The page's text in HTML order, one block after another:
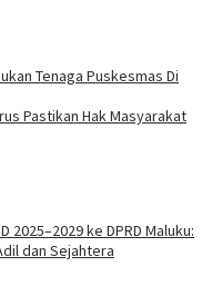
Tenaga Puskesmas Di
Pastikan Hak Masyarakat
2025–2029 ke DPRD Maluku:
dan Sejahtera